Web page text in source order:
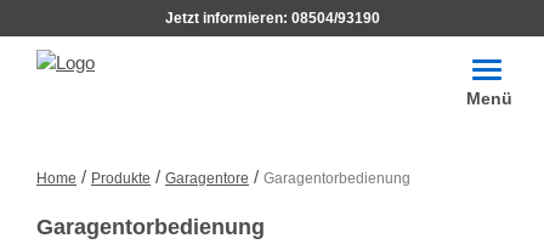
Jetzt informieren: 08504/93190
Toggle
Menü
Home / Produkte / Garagentore / Garagentorbedienung
Garagentorbedienung